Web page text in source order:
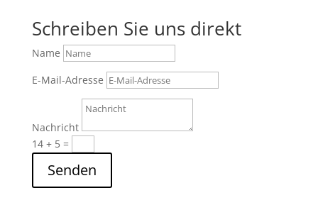
Schreiben Sie uns direkt
Name
E-Mail-Adresse
Nachricht
14 + 5=
Senden